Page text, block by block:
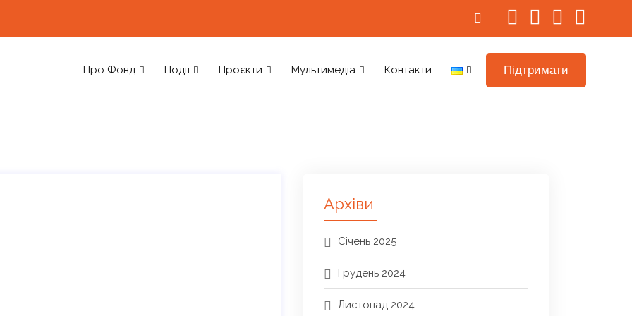
Про Фонд Події Проєкти Мультимедіа Контакти Підтримати
Архіви
Січень 2025
Грудень 2024
Листопад 2024